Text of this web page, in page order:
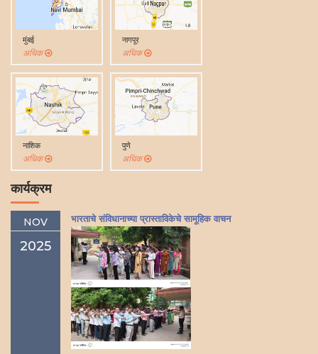
मुंबई
अधिक
नागपूर
अधिक
नाशिक
अधिक
पुणे
अधिक
कार्यक्रम
NOV
2025
भारताचे संविधानाच्या प्रास्ताविकेचे सामूहिक वाचन